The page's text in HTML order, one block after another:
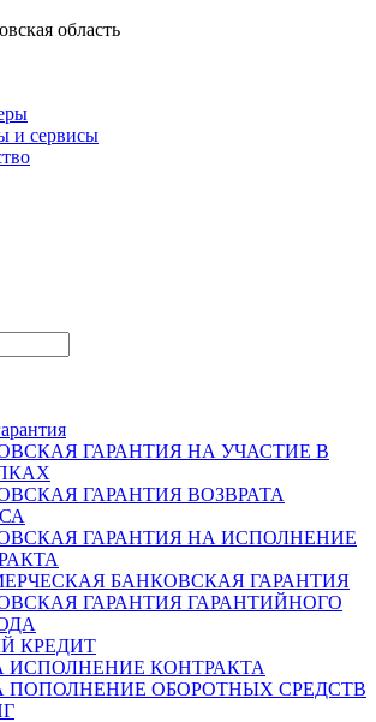
область
и сервисы
ГАРАНТИЯ НА УЧАСТИЕ В
ГАРАНТИЯ ВОЗВРАТА
ГАРАНТИЯ НА ИСПОЛНЕНИЕ
БАНКОВСКАЯ ГАРАНТИЯ
ГАРАНТИЯ ГАРАНТИЙНОГО
КРЕДИТ
ИСПОЛНЕНИЕ КОНТРАКТА
ПОПОЛНЕНИЕ ОБОРОТНЫХ СРЕДСТВ